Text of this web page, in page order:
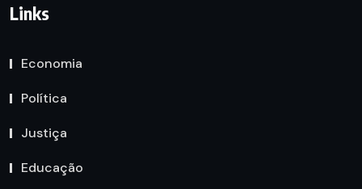
Links
Economia
Política
Justiça
Educação